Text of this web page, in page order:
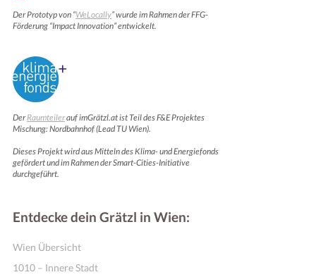
Der Prototyp von “WeLocally” wurde im Rahmen der FFG-
Förderung “Impact Innovation” entwickelt.
DerRaumteilerauf imGrätzl.at ist Teil des F&E Projektes
Mischung: Nordbahnhof (Lead TU Wien).
Dieses Projekt wird aus Mitteln des Klima- und Energiefonds
gefördert und im Rahmen der Smart-Cities-Initiative
durchgeführt.
Entdecke dein Grätzl in Wien:
Wien Übersicht
1010 – Innere Stadt